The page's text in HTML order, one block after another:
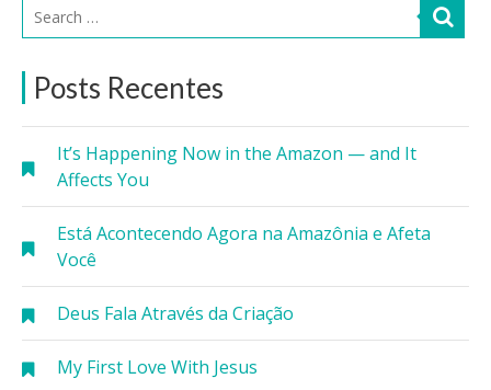
Posts Recentes
It’s Happening Now in the Amazon — and It
Affects You
Está Acontecendo Agora na Amazônia e Afeta
Você
Deus Fala Através da Criação
My First Love With Jesus